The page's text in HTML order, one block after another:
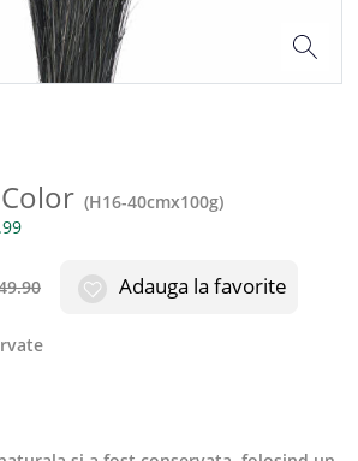
(H16-40cmx100g)
Adauga la favorite